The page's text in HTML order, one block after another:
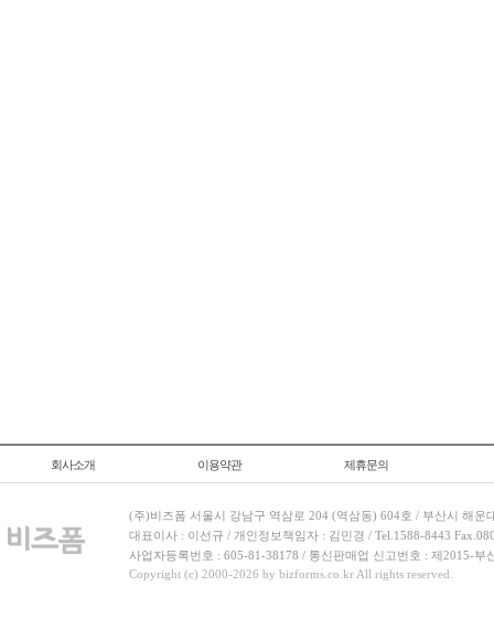
회사소개 이용약관 제휴문의
(주)비즈폼 서울시 강남구 역삼로 204 (역삼동) 604호 / 부산시 해운
대표이사 : 이선규 / 개인정보책임자 : 김민경 / Tel.1588-8443
사업자등록번호 : 605-81-38178 / 통신판매업 신고번호 : 제2015-부
Copyright (c) 2000-2026 by bizforms.co.kr All rights reserved.